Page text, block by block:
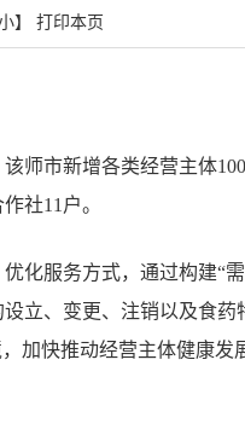
】 打印本页
师市新增各类经营主体
社11户。
化服务方式，通过构建“
立、变更、注销以及食药
加快推动经营主体健康发